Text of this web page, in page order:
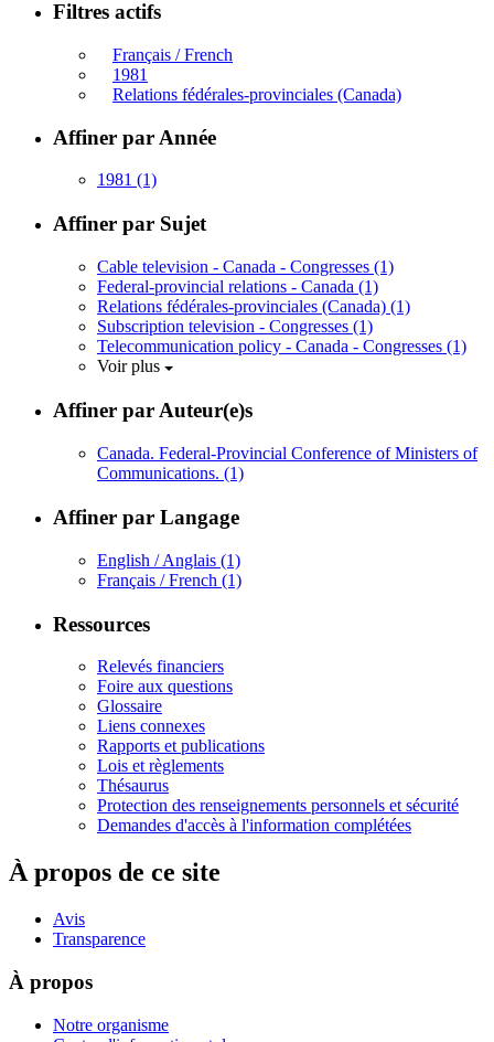
Filtres actifs
Français / French
1981
Relations fédérales-provinciales (Canada)
Affiner par Année
1981 (1)
Affiner par Sujet
Cable television - Canada - Congresses (1)
Federal-provincial relations - Canada (1)
Relations fédérales-provinciales (Canada) (1)
Subscription television - Congresses (1)
Telecommunication policy - Canada - Congresses (1)
Voir plus
Affiner par Auteur(e)s
Canada. Federal-Provincial Conference of Ministers of
Communications. (1)
Affiner par Langage
English / Anglais (1)
Français / French (1)
Ressources
Relevés financiers
Foire aux questions
Glossaire
Liens connexes
Rapports et publications
Lois et règlements
Thésaurus
Protection des renseignements personnels et sécurité
Demandes d'accès à l'information complétées
À propos de ce site
Avis
Transparence
À propos
Notre organisme